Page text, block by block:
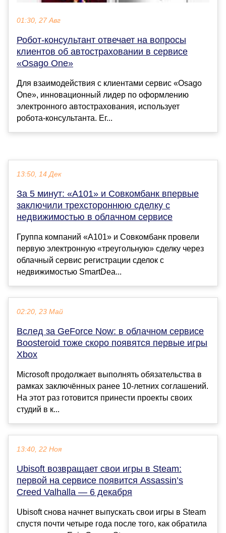
01:30, 27 Авг
Робот-консультант отвечает на вопросы
клиентов об автостраховании в сервисе
«Osago One»
Для взаимодействия с клиентами сервис «Osago
One», инновационный лидер по оформлению
электронного автострахования, использует
робота-консультанта. Ег...
13:50, 14 Дек
За 5 минут: «А101» и Совкомбанк впервые
заключили трехстороннюю сделку с
недвижимостью в облачном сервисе
Группа компаний «А101» и Совкомбанк провели
первую электронную «треугольную» сделку через
облачный сервис регистрации сделок с
недвижимостью SmartDea...
02:20, 23 Май
Вслед за GeForce Now: в облачном сервисе
Boosteroid тоже скоро появятся первые игры
Xbox
Microsoft продолжает выполнять обязательства в
рамках заключённых ранее 10-летних соглашений.
На этот раз готовится принести проекты своих
студий в к...
13:40, 22 Ноя
Ubisoft возвращает свои игры в Steam:
первой на сервисе появится Assassin’s
Creed Valhalla — 6 декабря
Ubisoft снова начнет выпускать свои игры в Steam
спустя почти четыре года после того, как обратила